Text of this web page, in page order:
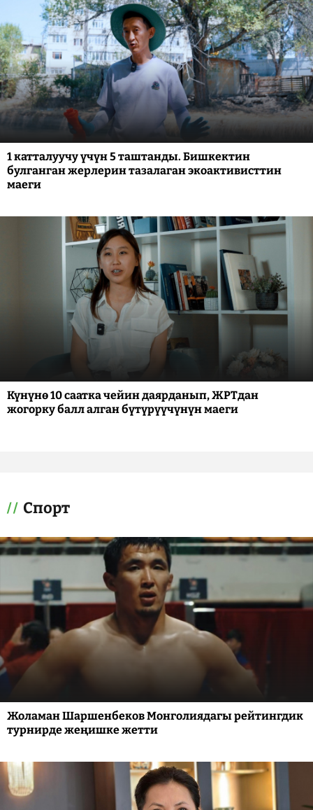
1 катталуучу үчүн 5 таштанды. Бишкектин
булганган жерлерин тазалаган экоактивисттин
маеги
Күнүнө 10 саатка чейин даярданып, ЖРТдан
жогорку балл алган бүтүрүүчүнүн маеги
Спорт
Жоламан Шаршенбеков Монголиядагы рейтингдик
турнирде жеңишке жетти